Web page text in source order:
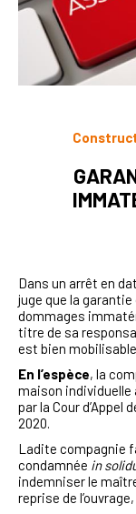
Dans un arrêt en
juge que la garantie
dommages
titre de sa
est bien
En l’espèce, la
maison individuelle
par la Cour d’Appel
2020.
Ladite compagnie
condamnée in
indemniser le
reprise de